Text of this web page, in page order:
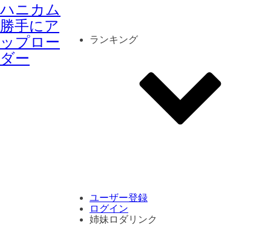
ハニカム
勝手にア
ップロー
ダー
ランキング
ユーザー登録
ログイン
姉妹ロダリンク